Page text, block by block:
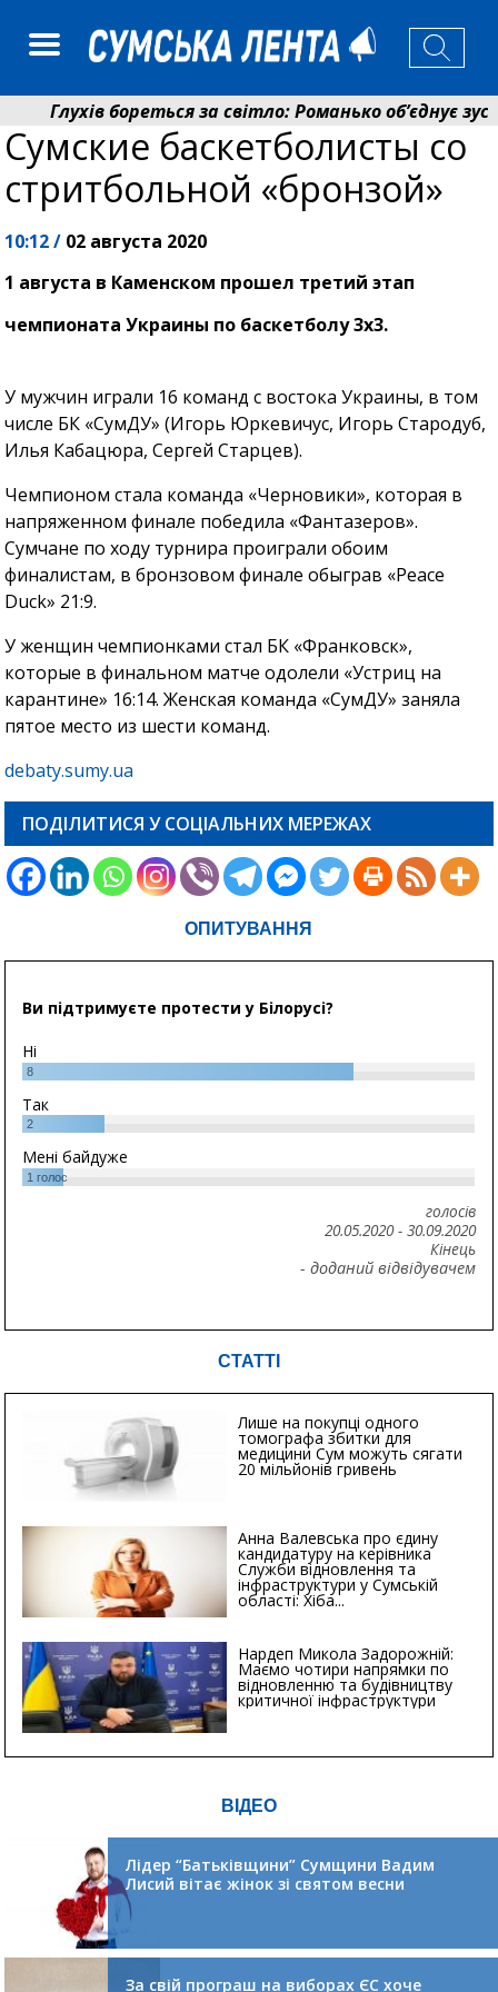
Глухів бореться за світло: Романько об’єднує
Пенсійний фонд Сумщини спрямував 0,2 млрд грн
Сумские баскетболисты со
стритбольной «бронзой»
10:12 / 02 августа 2020
1 августа в Каменском прошел третий этап
чемпионата Украины по баскетболу 3х3.
У мужчин играли 16 команд с востока Украины, в том
числе БК «СумДУ» (Игорь Юркевичус, Игорь Стародуб,
Илья Кабацюра, Сергей Старцев).
Чемпионом стала команда «Черновики», которая в
напряженном финале победила «Фантазеров».
Сумчане по ходу турнира проиграли обоим
финалистам, в бронзовом финале обыграв «Peace
Duck» 21:9.
У женщин чемпионками стал БК «Франковск»,
которые в финальном матче одолели «Устриц на
карантине» 16:14. Женская команда «СумДУ» заняла
пятое место из шести команд.
debaty.sumy.ua
ПОДІЛИТИСЯ У СОЦІАЛЬНИХ МЕРЕЖАХ
ОПИТУВАННЯ
Ви підтримуєте протести у Білорусі?
Ні
8
Так
2
Мені байдуже
1 голос
голосів
20.05.2020- 30.09.2020
Кінець
- доданий відвідувачем
СТАТТІ
Лише на покупці одного
томографа збитки для
медицини Сум можуть сягати
20 мільйонів гривень
Анна Валевська про єдину
кандидатуру на керівника
Служби відновлення та
інфраструктури у Сумській
області: Хіба...
Нардеп Микола Задорожній:
Маємо чотири напрямки по
відновленню та будівництву
критичної інфраструктури
ВІДЕО
Лідер “Батьківщини” Сумщини Вадим
Лисий вітає жінок зі святом весни
За свій програш на виборах ЄС хоче